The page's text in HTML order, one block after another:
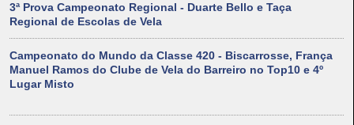
3ª Prova Campeonato Regional - Duarte Bello e Taça
Regional de Escolas de Vela
Campeonato do Mundo da Classe 420 - Biscarrosse, França
Manuel Ramos do Clube de Vela do Barreiro no Top10 e 4º
Lugar Misto